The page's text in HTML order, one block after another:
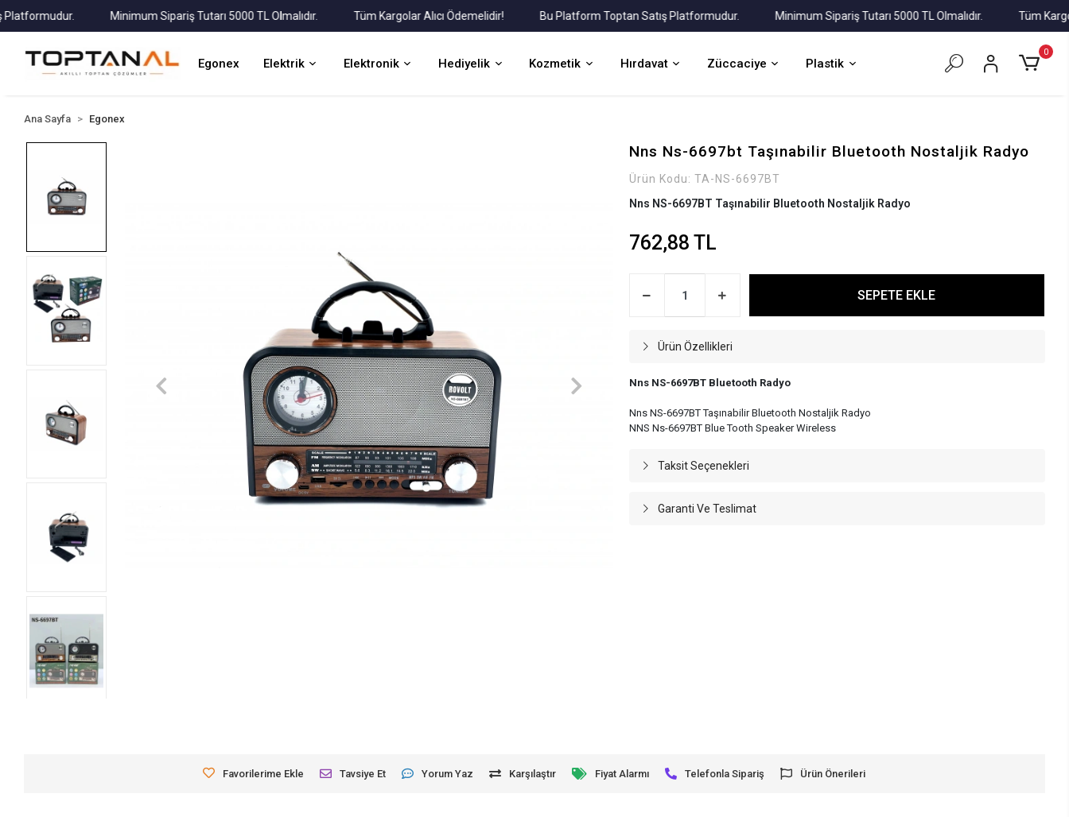
Minimum Sipariş Tutarı 5000 TL Olmalıdır. Tüm Kargolar Alıcı Ödemelidir! Bu Platform Toptan Satış Platformudur. Minimum Sipariş Tutarı 5000 TL Olmalıdır. Tüm Kargolar
Egonex Elektrik Elektronik Hediyelik Kozmetik Hırdavat Züccaciye Plastik
0
Ana Sayfa Egonex
Nns Ns-6697bt Taşınabilir Bluetooth Nostaljik Radyo
Ürün Kodu: TA-NS-6697BT
Nns NS-6697BT Taşınabilir Bluetooth Nostaljik Radyo
762,88 TL
SEPETE EKLE
Ürün Özellikleri
Nns NS-6697BT Bluetooth Radyo
Nns NS-6697BT Taşınabilir Bluetooth Nostaljik Radyo
NNS Ns-6697BT Blue Tooth Speaker Wireless
Taksit Seçenekleri
Garanti Ve Teslimat
Favorilerime Ekle Tavsiye Et Yorum Yaz Karşılaştır Fiyat Alarmı Telefonla Sipariş Ürün Önerileri